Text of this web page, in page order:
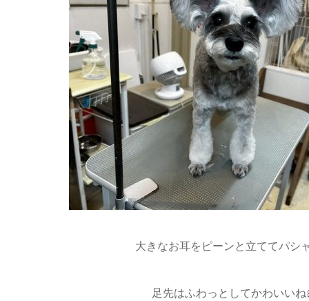
大きなお耳をピーンと立ててパシ
足先はふわっとしてかわいい